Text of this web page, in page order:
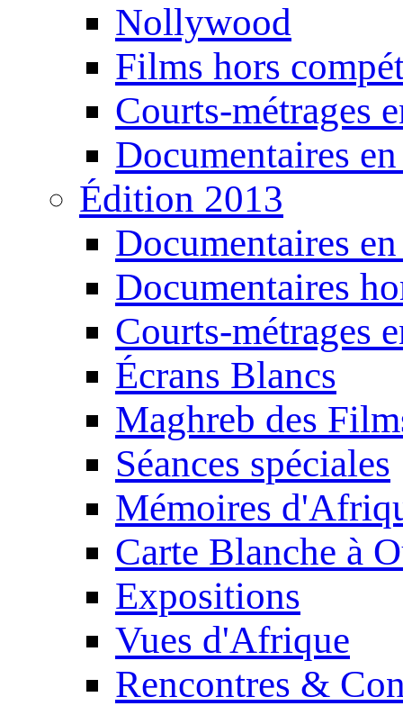
Nollywood
Films hors
Courts-métrages
Documentaires
Édition 2013
Documentaires
Documentaires
Courts-métrages
Écrans Blancs
Maghreb des
Séances spéciales
Mémoires
Carte Blanche à
Expositions
Vues d'Afrique
Rencontres &